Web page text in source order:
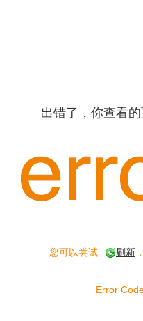
出错了，你查看
您可以尝试 刷新
Error